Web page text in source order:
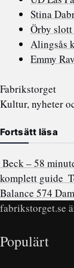
Stina
Örby
Alingsås
Emmy
Fabrikstorget
Kultur, nyheter
Fortsätt läsa
Beck – 58
komplett guide
Balance 574
fabrikstorget.se
Populärt